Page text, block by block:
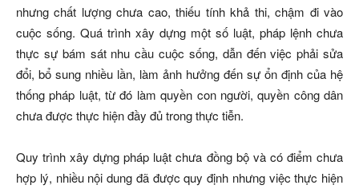
nhưng chất lượng chưa cao, thiếu tính khả thi, chậm đi vào
cuộc sống. Quá trình xây dựng một số luật, pháp lệnh chưa
thực sự bám sát nhu cầu cuộc sống, dẫn đến việc phải sửa
đổi, bổ sung nhiều lần, làm ảnh hưởng đến sự ổn định của hệ
thống pháp luật, từ đó làm quyền con người, quyền công dân
chưa được thực hiện đầy đủ trong thực tiễn.
Quy trình xây dựng pháp luật chưa đồng bộ và có điểm chưa
hợp lý, nhiều nội dung đã được quy định nhưng việc thực hiện